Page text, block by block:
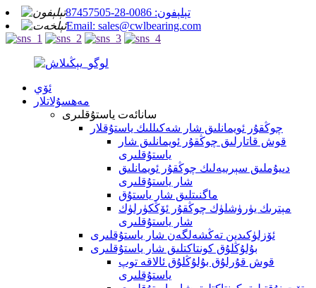
تېلېفون: 0086-28-87457505
Email: sales@cwlbearing.com
ئۆي
مەھسۇلاتلار
سانائەت ياستۇقلىرى
چوڭقۇر ئويمانلىق شار شەكىللىك ياستۇقلار
قوش قاتارلىق چوڭقۇر ئويمانلىق شار
ياستۇقلىرى
دىيۇملىق سېرىيەلىك چوڭقۇر ئويمانلىق
شار ياستۇقلىرى
ماگنىتلىق شار ياستۇق
مېترىك يۈرۈشلۈك چوڭقۇر ئۆڭكۈرلۈك
شار ياستۇقلىرى
ئۆزلۈكىدىن تەڭشەلگەن شار ياستۇقلىرى
بۇلۇڭلۇق كونتاكتلىق شار ياستۇقلىرى
قوش قۇرلۇق بۇلۇڭلۇق ئالاقە توپ
ياستۇقلىرى